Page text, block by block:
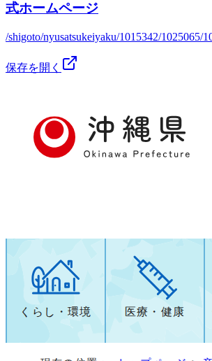
式ホームページ
/shigoto/nyusatsukeiyaku/1015342/1025065/
保存を開く